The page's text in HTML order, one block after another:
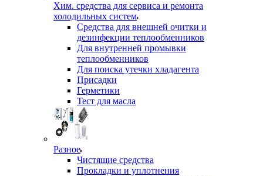
Хим. средства для сервиса и ремонта
холодильных систем
Средства для внешней очитки и
дезинфекции теплообменников
Для внутренней промывки
теплообменников
Для поиска утечки хладагента
Присадки
Герметики
Тест для масла
Разное
Чистящие средства
Прокладки и уплотнения